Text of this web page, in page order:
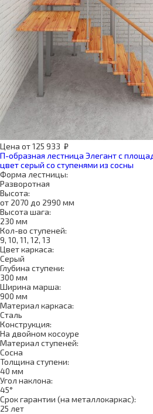
Цена от125 933 ₽
П-образная лестница Элегант с
цвет серый со ступенями из сосны
Форма лестницы:
Разворотная
Высота:
от 2070 до 2990 мм
Высота шага:
230 мм
Кол-во ступеней:
9, 10, 11, 12, 13
Цвет каркаса:
Серый
Глубина ступени:
300 мм
Ширина марша:
900 мм
Материал каркаса:
Сталь
Конструкция:
На двойном косоуре
Материал ступеней:
Сосна
Толщина ступени:
40 мм
Угол наклона:
45°
Срок гарантии (на металлокаркас):
25 лет